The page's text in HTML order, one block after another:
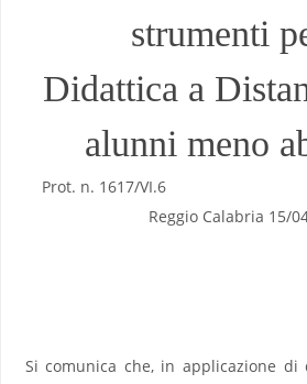
strumenti
Didattica a
alunni meno
Prot. n.
Reggio Calabria 15/
Si comunica che, in applicazione di